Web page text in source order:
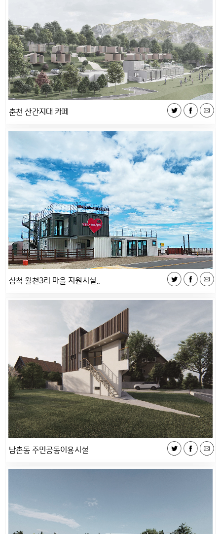
춘천 산간지대 카페
삼척 월천3리 마을 지원시설..
남촌동 주민공동이용시설